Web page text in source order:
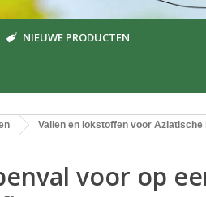
NIEUWE PRODUCTEN
Vallen en lokstoffen voor
voor op